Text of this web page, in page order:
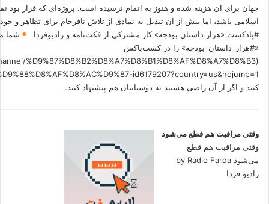
جهان برای آن هزینه شده و هنوز به اتمام نرسیده است. پروژه‌ای که قرار بود
اسلامی باشد، اما بیش از آن تبدیل به نمادی از تلاش نافرجام برای تظاهر و
#پادکست «هزار داستان بودجه» کار مشترکی از فکت‌نامه و رادیوفردا.
شما
«#هزار_داستان_بودجه» را در کست‌باکس
%D9%87%D8%B2%D8%A7%D8%B1%D8%AF%D8%A7%D8%B3
کنید و اگر از آن راضی هستید به دوستانتان هم پیشنهاد کنید.
وقتی مراقبت هم قطع می‌شود
وقتی مراقبت هم قطع
می‌شود by Radio Farda
رادیو فردا